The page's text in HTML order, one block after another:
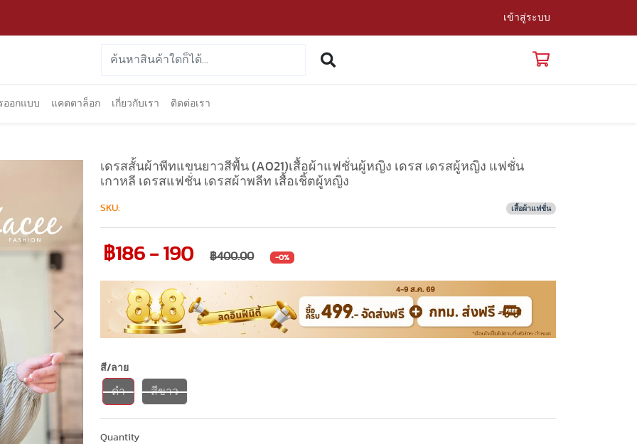
เข้าสู่ระบบ
ออกแบบ แคตตาล็อก เกี่ยวกับเรา ติดต่อเรา
Next
เดรสสั้นผ้าพีทแขนยาวสีพื้น (A021)เสื้อผ้าแฟชั่นผู้หญิง เดรส เดรสผู้หญิง แฟชั่น
เกาหลี เดรสแฟชั่น เดรสผ้าพลีท เสื้อเชิ้ตผู้หญิง
SKU: เสื้อผ้าแฟชั่น
฿186 - 190 ฿400.00 -0%
สี/ลาย
ดำ สีขาว
Quantity